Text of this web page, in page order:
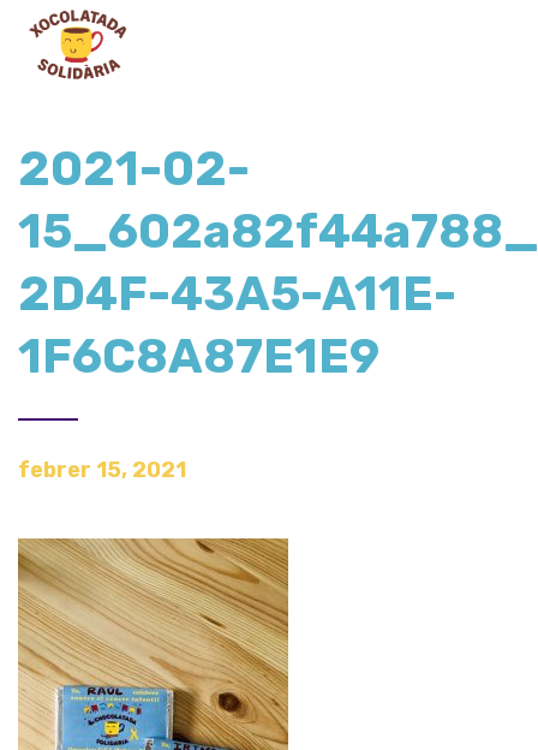
2021-02-
2D4F-43A5-A11E-
1F6C8A87E1E9
febrer 15, 2021